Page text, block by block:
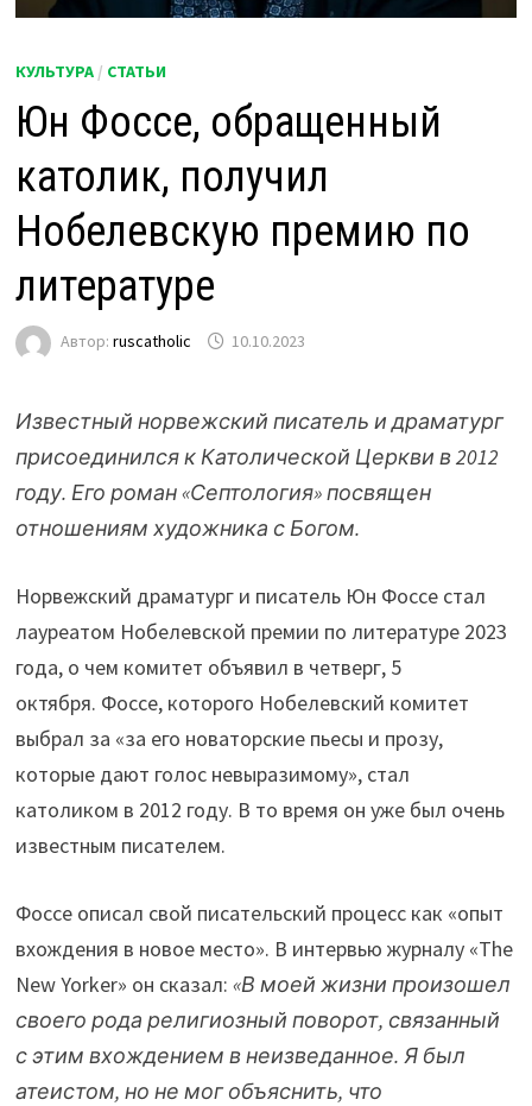
КУЛЬТУРА / СТАТЬИ
Юн Фоссе, обращенный
католик, получил
Нобелевскую премию по
литературе
Автор:ruscatholic 10.10.2023
Известный норвежский писатель и драматург
присоединился к Католической Церкви в 2012
году. Его роман «Септология» посвящен
отношениям художника с Богом.
Норвежский драматург и писатель Юн Фоссе стал
лауреатом Нобелевской премии по литературе 2023
года, о чем комитет объявил в четверг, 5
октября. Фоссе, которого Нобелевский комитет
выбрал за «за его новаторские пьесы и прозу,
которые дают голос невыразимому», стал
католиком в 2012 году. В то время он уже был очень
известным писателем.
Фоссе описал свой писательский процесс как «опыт
вхождения в новое место». В интервью журналу «The
New Yorker» он сказал:«В моей жизни произошел
своего рода религиозный поворот, связанный
с этим вхождением в неизведанное. Я был
атеистом, но не мог объяснить, что